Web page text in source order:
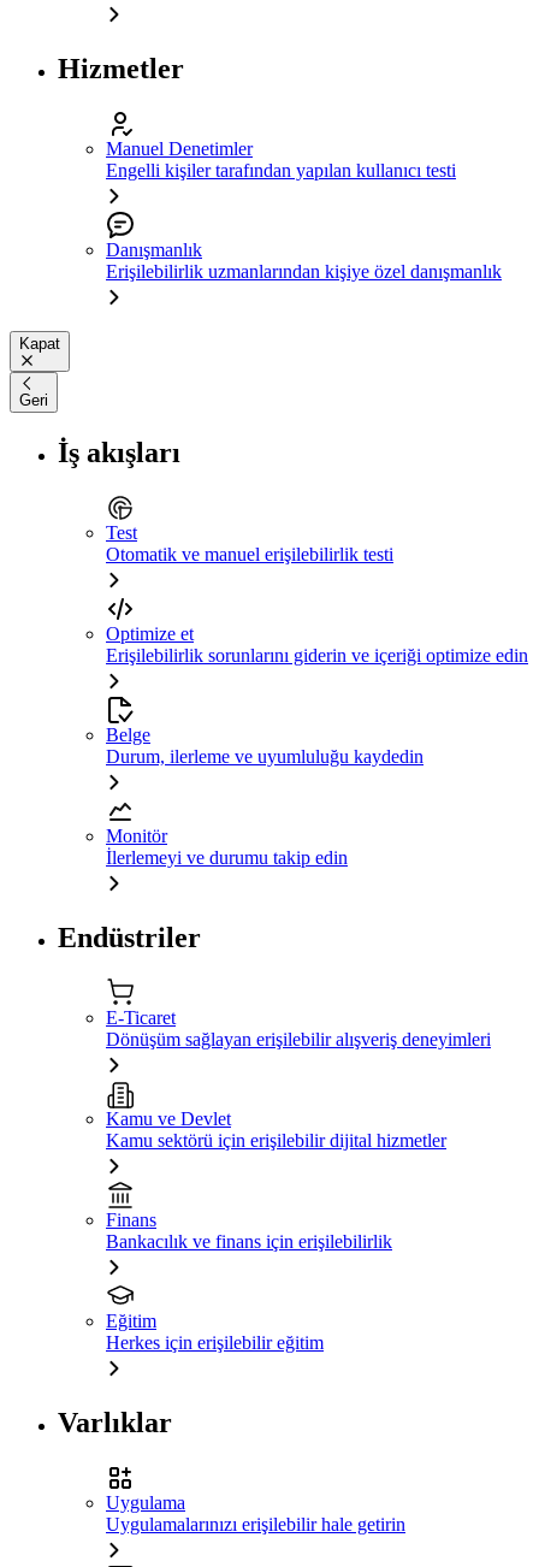
Hizmetler
Manuel Denetimler
Engelli kişiler tarafından yapılan kullanıcı testi
Danışmanlık
Erişilebilirlik uzmanlarından kişiye özel danışmanlık
Kapat
Geri
İş akışları
Test
Otomatik ve manuel erişilebilirlik testi
Optimize et
Erişilebilirlik sorunlarını giderin ve içeriği optimize edin
Belge
Durum, ilerleme ve uyumluluğu kaydedin
Monitör
İlerlemeyi ve durumu takip edin
Endüstriler
E-Ticaret
Dönüşüm sağlayan erişilebilir alışveriş deneyimleri
Kamu ve Devlet
Kamu sektörü için erişilebilir dijital hizmetler
Finans
Bankacılık ve finans için erişilebilirlik
Eğitim
Herkes için erişilebilir eğitim
Varlıklar
Uygulama
Uygulamalarınızı erişilebilir hale getirin